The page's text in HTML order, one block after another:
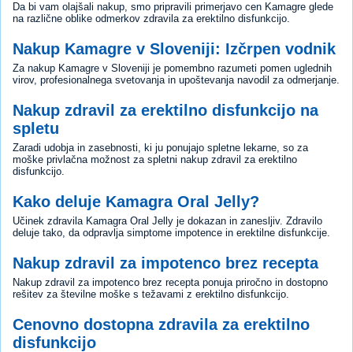
Da bi vam olajšali nakup, smo pripravili primerjavo cen Kamagre glede
na različne oblike odmerkov zdravila za erektilno disfunkcijo.
Nakup Kamagre v Sloveniji: Izčrpen vodnik
Za nakup Kamagre v Sloveniji je pomembno razumeti pomen uglednih
virov, profesionalnega svetovanja in upoštevanja navodil za odmerjanje.
Nakup zdravil za erektilno disfunkcijo na
spletu
Zaradi udobja in zasebnosti, ki ju ponujajo spletne lekarne, so za
moške privlačna možnost za spletni nakup zdravil za erektilno
disfunkcijo.
Kako deluje Kamagra Oral Jelly?
Učinek zdravila Kamagra Oral Jelly je dokazan in zanesljiv. Zdravilo
deluje tako, da odpravlja simptome impotence in erektilne disfunkcije.
Nakup zdravil za impotenco brez recepta
Nakup zdravil za impotenco brez recepta ponuja priročno in dostopno
rešitev za številne moške s težavami z erektilno disfunkcijo.
Cenovno dostopna zdravila za erektilno
disfunkcijo